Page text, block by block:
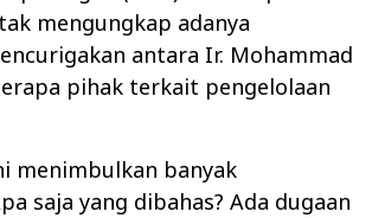
mengungkap adanya
antara Ir. Mohammad
pihak terkait pengelolaan
menimbulkan banyak
saja yang dibahas? Ada dugaan